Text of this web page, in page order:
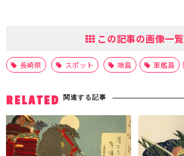
この記事の画像一覧
長崎県 スポット 端島 軍艦島
RELATED 関連する記事